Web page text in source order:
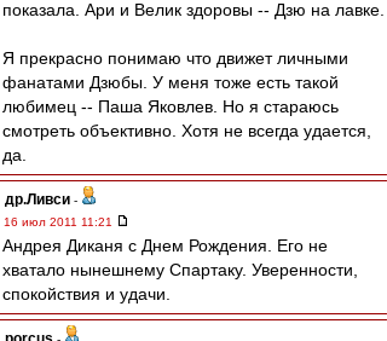
показала. Ари и Велик здоровы -- Дзю на лавке.
Я прекрасно понимаю что движет личными
фанатами Дзюбы. У меня тоже есть такой
любимец -- Паша Яковлев. Но я стараюсь
смотреть объективно. Хотя не всегда удается,
да.
др.Ливси -
16 июл 2011 11:21
Андрея Диканя с Днем Рождения. Его не
хватало нынешнему Спартаку. Уверенности,
спокойствия и удачи.